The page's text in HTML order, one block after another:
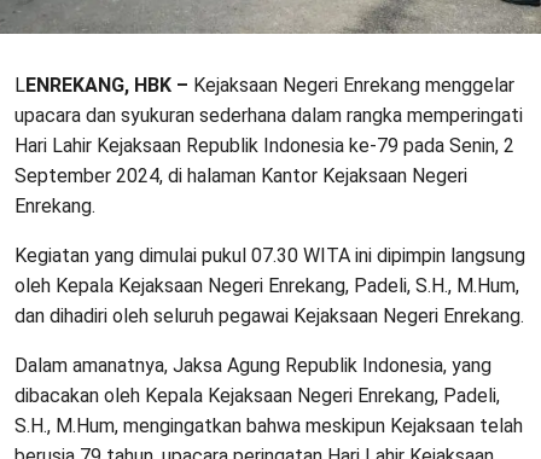
LENREKANG, HBK – Kejaksaan Negeri Enrekang menggelar
upacara dan syukuran sederhana dalam rangka memperingati
Hari Lahir Kejaksaan Republik Indonesia ke-79 pada Senin, 2
September 2024, di halaman Kantor Kejaksaan Negeri
Enrekang.
Kegiatan yang dimulai pukul 07.30 WITA ini dipimpin langsung
oleh Kepala Kejaksaan Negeri Enrekang, Padeli, S.H., M.Hum,
dan dihadiri oleh seluruh pegawai Kejaksaan Negeri Enrekang.
Dalam amanatnya, Jaksa Agung Republik Indonesia, yang
dibacakan oleh Kepala Kejaksaan Negeri Enrekang, Padeli,
S.H., M.Hum, mengingatkan bahwa meskipun Kejaksaan telah